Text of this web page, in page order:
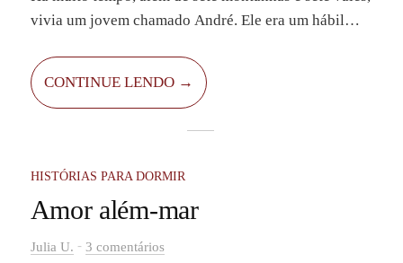
vivia um jovem chamado André. Ele era um hábil
Todos na vizinhança gostavam dele, mas havia algo
que o entristecia: por mais que tentasse, não
CONTINUE LENDO →
HISTÓRIAS PARA DORMIR
Amor além-mar
Julia U. - 3 comentários